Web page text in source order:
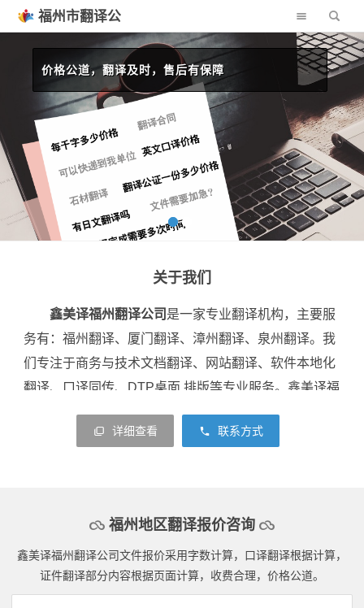
福州市翻译公
中国翻译协会翻译机构，值得信赖
价格公道，翻译及时，售后有保障
关于我们
鑫美译福州翻译公司 是一家专业翻译机构，主要服
务有：福州翻译、厦门翻译、漳州翻译、泉州翻译。我
们专注于商务与技术文档翻译、网站翻译、软件本地化
翻译、口译同传、 DTP桌面 排版等专业服务。鑫美译福
州翻译服务有限公司一直秉持“缔造一流品质，超越客户
的服务理念，致力于为全球客户提供专业的语言解
鑫美译福州翻译公司主要翻译项目：福州本地的法
简介翻译、产品介绍翻译、说明书翻译、手册翻译、会
计报表以及出国资料翻译、公证材料翻译等（学位 证翻
详细查看 联系方式
福州地区翻译报价咨询
鑫美译福州翻译公司文件报价采用字数计算，口译翻译根据计算，
证件翻译部分内容根据页面计算，收费合理，价格公道。